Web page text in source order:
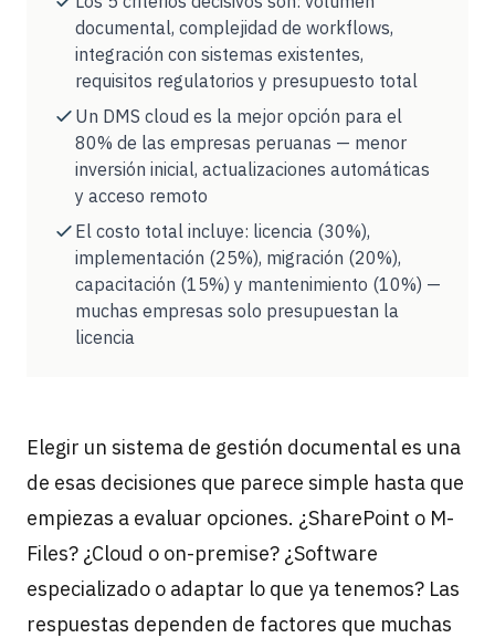
documental, complejidad de workflows,
integración con sistemas existentes,
requisitos regulatorios y presupuesto total
Un DMS cloud es la mejor opción para el
80% de las empresas peruanas — menor
inversión inicial, actualizaciones automáticas
y acceso remoto
El costo total incluye: licencia (30%),
implementación (25%), migración (20%),
capacitación (15%) y mantenimiento (10%) —
muchas empresas solo presupuestan la
licencia
Elegir un sistema de gestión documental es una
de esas decisiones que parece simple hasta que
empiezas a evaluar opciones. ¿SharePoint o M-
Files? ¿Cloud o on-premise? ¿Software
especializado o adaptar lo que ya tenemos? Las
respuestas dependen de factores que muchas